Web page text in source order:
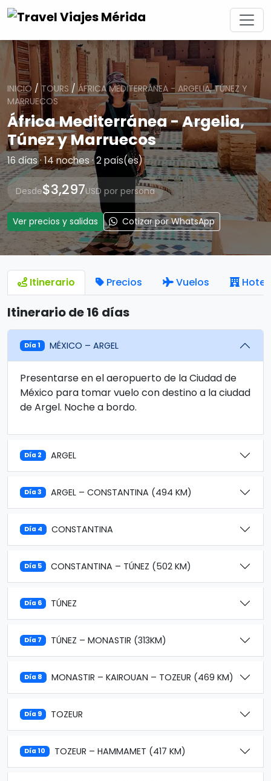
INICIO /TOURS / ÁFRICA MEDITERRÁNEA - ARGELIA, TÚNEZ Y
MARRUECOS
África Mediterránea - Argelia,
Túnez y Marruecos
16 días · 14 noches · 2 país(es)
Desde$3,297USD por persona
Ver precios y salidas Cotizar por WhatsApp
Itinerario Precios Vuelos
Itinerario de 16 días
Día 1 MÉXICO – ARGEL
Presentarse en el aeropuerto de la Ciudad de
México para tomar vuelo con destino a la ciudad
de Argel. Noche a bordo.
Día 2 ARGEL
Día 3 ARGEL – CONSTANTINA (494 KM)
Día 4 CONSTANTINA
Día 5 CONSTANTINA – TÚNEZ (502 KM)
Día 6 TÚNEZ
Día 7 TÚNEZ – MONASTIR (313KM)
Día 8 MONASTIR – KAIROUAN – TOZEUR (469 KM)
Día 9 TOZEUR
Día 10 TOZEUR – HAMMAMET (417 KM)